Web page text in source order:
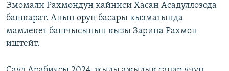
Эмомали Рахмондун кайниси Хасан Асадуллозода
башкарат. Анын орун басары кызматында
мамлекет башчысынын кызы Зарина Рахмон
иштейт.